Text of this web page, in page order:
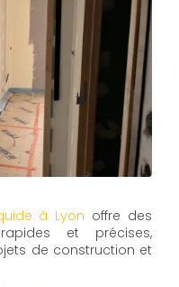
à Lyon offre des
et précises,
de construction et